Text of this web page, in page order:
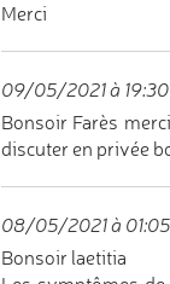
Merci
09/05/2021 à 19:30
Bonsoir Farès
discuter en privée
08/05/2021 à 01:05
Bonsoir laetitia